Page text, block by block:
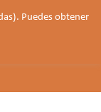
Puedes obtener